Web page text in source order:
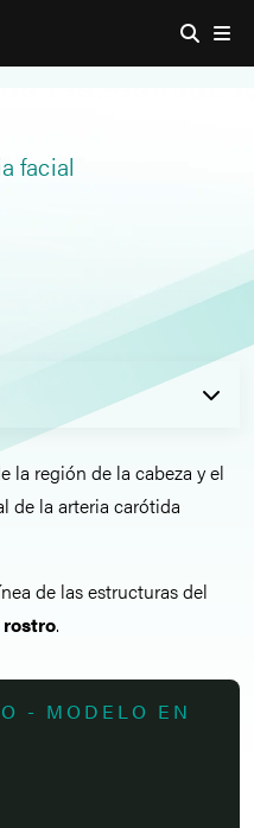
facial
la región de la cabeza y el
de la arteria carótida
de las estructuras del
.
- MODELO EN